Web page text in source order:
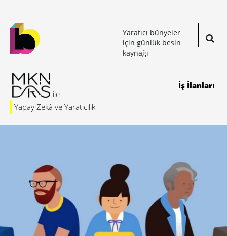
Yaratıcı bünyeler
için günlük besin
kaynağı
Yapay Zekâ ve Yaratıcılık
İş İlanları